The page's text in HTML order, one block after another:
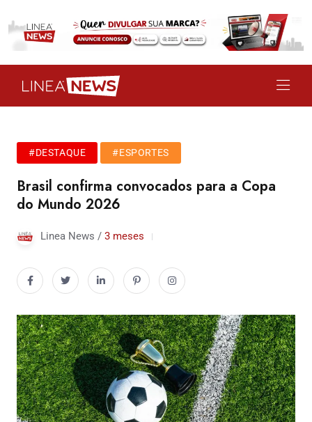
#DESTAQUE #ESPORTES
Brasil confirma convocados para a Copa
do Mundo 2026
Linea News / 3 meses